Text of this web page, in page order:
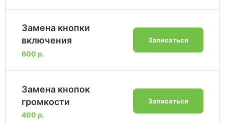
Замена кнопки
включения
600 р.
Записаться
Замена кнопок
громкости
400 р.
Записаться